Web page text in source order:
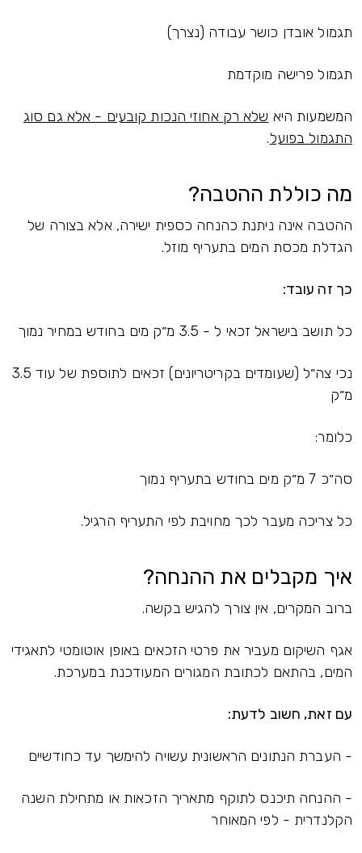
תגמול אובדן כושר עבודה (נצרך)
תגמול פרישה מוקדמת
המשמעות היא שלא רק אחוזי הנכות קובעים - אלא גם סוג
התגמול בפועל.
מה כוללת ההטבה?
ההטבה אינה ניתנת כהנחה כספית ישירה, אלא בצורה של
הגדלת מכסת המים בתעריף מוזל.
כך זה עובד:
כל תושב בישראל זכאי ל - 3.5 מ״ק מים בחודש במחיר נמוך
נכי צה״ל (שעומדים בקריטריונים) זכאים לתוספת של עוד 3.5
מ״ק
כלומר:
סה״כ 7 מ״ק מים בחודש בתעריף נמוך
כל צריכה מעבר לכך מחויבת לפי התעריף הרגיל.
איך מקבלים את ההנחה?
ברוב המקרים, אין צורך להגיש בקשה.
אגף השיקום מעביר את פרטי הזכאים באופן אוטומטי לתאגידי
המים, בהתאם לכתובת המגורים המעודכנת במערכת.
עם זאת, חשוב לדעת:
- העברת הנתונים הראשונית עשויה להימשך עד כחודשיים
- ההנחה תיכנס לתוקף מתאריך הזכאות או מתחילת השנה
הקלנדרית - לפי המאוחר